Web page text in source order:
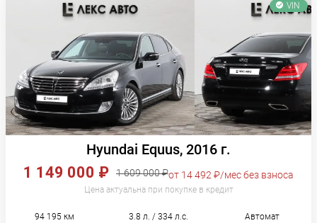
VIN
Hyundai Equus, 2016 г.
1 149 000 ₽ 1 609 000 ₽от 14 492 ₽/мес без взноса
Цена актуальна при покупке в кредит
94 195 км 3.8 л. / 334 л.с. Автомат